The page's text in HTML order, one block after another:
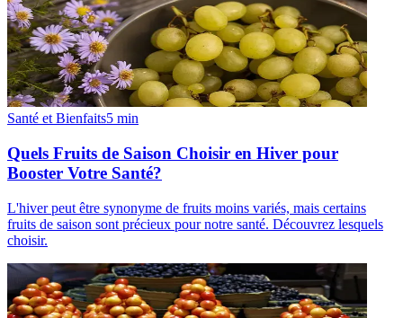
Santé et Bienfaits5 min
Quels Fruits de Saison Choisir en Hiver pour
Booster Votre Santé?
L'hiver peut être synonyme de fruits moins variés, mais certains
fruits de saison sont précieux pour notre santé. Découvrez lesquels
choisir.